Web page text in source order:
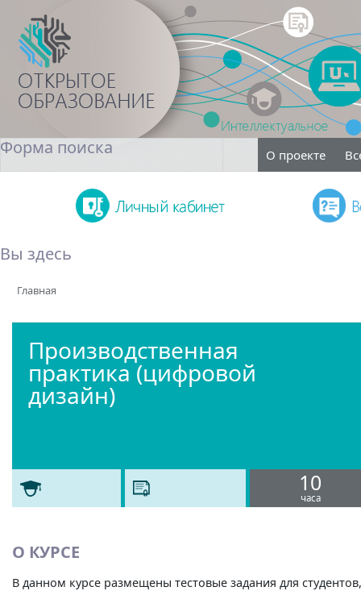
Форма поиска О проекте
Вы здесь
Главная
Производственная
практика (цифровой
дизайн)
10
часа
О КУРСЕ
В данном курсе размещены тестовые задания для